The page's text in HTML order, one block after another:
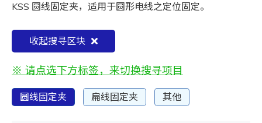
KSS 圆线固定夹，适用于圆形电线之定位固定。
收起搜寻区块
※ 请点选下方标签，来切换搜寻项目
圆线固定夹 扁线固定夹 其他